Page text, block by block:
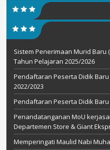
Sistem Penerimaan Murid Baru
Tahun Pelajaran 2025/2026
Pendaftaran Peserta Didik Baru
2022/2023
Pendaftaran Peserta Didik
Penandatanganan MoU
Departemen Store & Giant
Memperingati Maulid Nabi